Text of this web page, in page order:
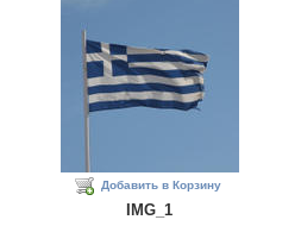
Добавить в Корзину
IMG_1